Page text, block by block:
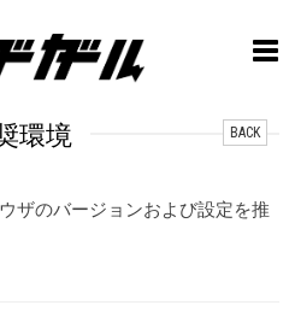
環境 BACK
ザのバージョンおよび設定を推